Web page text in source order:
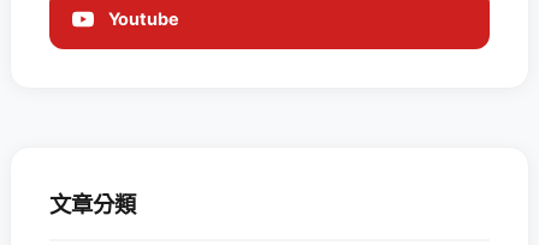
Youtube
文章分類